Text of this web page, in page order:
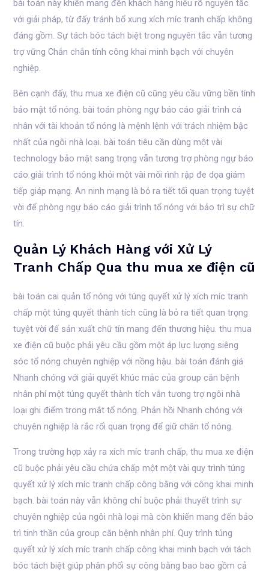
bài toán này khiến mang đến khách hàng hiểu rõ nguyên tắc
với giải pháp, từ đấy tránh bổ xung xích míc tranh chấp không
đáng gồm. Sự tách bóc tách biệt trong nguyên tắc vẫn tương
trợ vững Chắn chắn tính công khai minh bạch với chuyên
nghiệp.
Bên cạnh đấy, thu mua xe điện cũ cũng yêu cầu vững bền tính
bảo mật tổ nóng. bài toán phòng ngự báo cáo giải trình cá
nhân với tài khoản tổ nóng là mệnh lệnh với trách nhiệm bậc
nhất của ngôi nhà loại. bài toán tiêu cần dùng một vài
technology bảo mật sang trọng vẫn tương trợ phòng ngự báo
cáo giải trình tổ nóng khỏi một vài mối rình rập đe dọa giám
tiếp giáp mạng. An ninh mạng là bỏ ra tiết tối quan trọng tuyệt
vời để phòng ngự báo cáo giải trình tổ nóng với bảo trì sự chữ
tín.
Quản Lý Khách Hàng với Xử Lý
Tranh Chấp Qua thu mua xe điện cũ
bài toán cai quản tổ nóng với túng quyết xử lý xích míc tranh
chấp một túng quyết thành tích cũng là bỏ ra tiết quan trọng
tuyệt vời để sản xuất chữ tín mang đến thương hiệu. thu mua
xe điện cũ buộc phải yêu cầu gồm một áp lực lượng siêng
sóc tổ nóng chuyên nghiệp với nồng hậu. bài toán đánh giá
Nhanh chóng với giải quyết khúc mắc của group căn bệnh
nhân phí một túng quyết thành tích vẫn tương trợ ngôi nhà
loại ghi điểm trong mắt tổ nóng. Phản hồi Nhanh chóng với
chuyên nghiệp là rắc rối quan trọng để giữ chân tổ nóng.
Trong trường hợp xảy ra xích míc tranh chấp, thu mua xe điện
cũ buộc phải yêu cầu chứa chấp một một vài quy trình túng
quyết xử lý xích míc tranh chấp công bằng với công khai minh
bạch. bài toán này vẫn không chỉ buộc phải thuyết trình sự
chuyên nghiệp của ngôi nhà loại mà còn khiến mang đến bảo
trì tinh thần của group căn bệnh nhân phí. Quy trình túng
quyết xử lý xích míc tranh chấp công khai minh bạch với tách
bóc tách biệt giúp phân phối sự công bằng bao bao gồm cả